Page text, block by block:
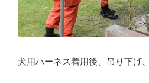
犬用ハーネス着用後、吊り下げ